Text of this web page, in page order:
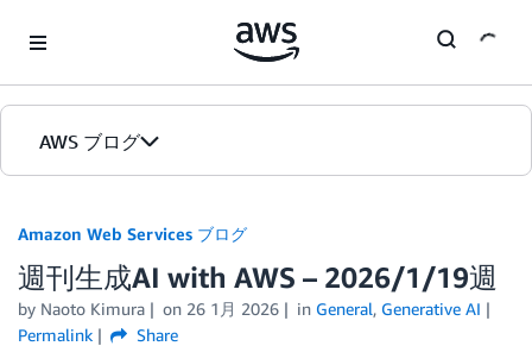
AWS ブログ
カテゴリ
エディション
Amazon Web Services ブログ
週刊生成AI with AWS – 2026/1/19週
by Naoto Kimura on 26 1月 2026 in General, Generative AI
Permalink
Share